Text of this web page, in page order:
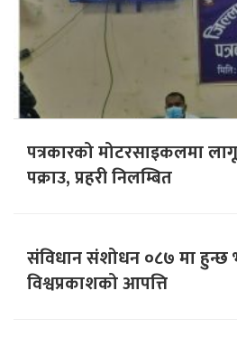
पत्रकारको मोटरसाइकलमा
पक्राउ, प्रहरी निलम्बित
संविधान संशोधन ०८७ मा हुन्छ
विश्वप्रकाशको आपत्ति